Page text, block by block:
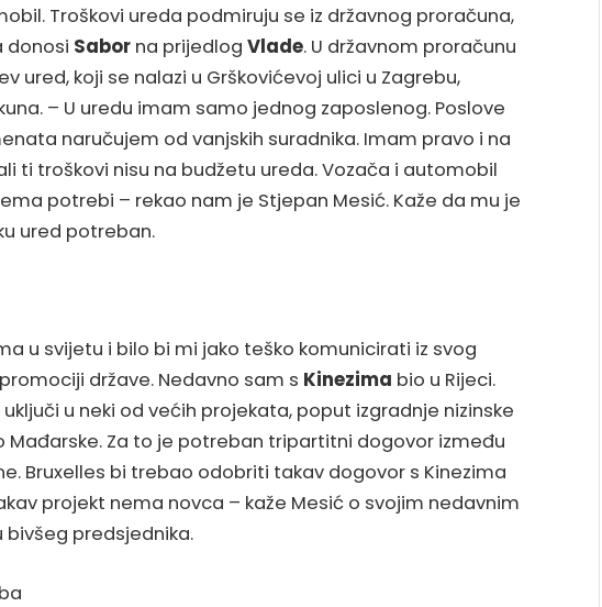
Troškovi ureda podmiruju se iz državnog proračuna,
donosi Sabor na prijedlog Vlade. U državnom proračunu
ured, koji se nalazi u Grškovićevoj ulici u Zagrebu,
– U uredu imam samo jednog zaposlenog. Poslove
naručujem od vanjskih suradnika. Imam pravo i na
ti troškovi nisu na budžetu ureda. Vozača i automobil
potrebi – rekao nam je Stjepan Mesić. Kaže da mu je
ured potreban.
u svijetu i bilo bi mi jako teško komunicirati iz svog
države. Nedavno sam s Kinezima bio u Rijeci.
u neki od većih projekata, poput izgradnje nizinske
Mađarske. Za to je potreban tripartitni dogovor između
Bruxelles bi trebao odobriti takav dogovor s Kinezima
projekt nema novca – kaže Mesić o svojim nedavnim
predsjednika.